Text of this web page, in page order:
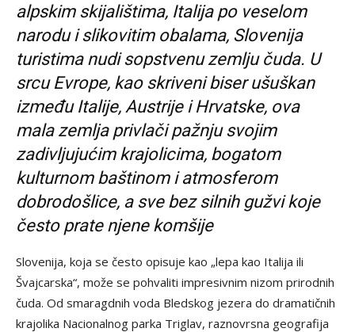
alpskim skijalištima, Italija po veselom
narodu i slikovitim obalama, Slovenija
turistima nudi sopstvenu zemlju čuda. U
srcu Evrope, kao skriveni biser ušuškan
između Italije, Austrije i Hrvatske, ova
mala zemlja privlači pažnju svojim
zadivljujućim krajolicima, bogatom
kulturnom baštinom i atmosferom
dobrodošlice, a sve bez silnih gužvi koje
često prate njene komšije
Slovenija, koja se često opisuje kao „lepa kao Italija ili
Švajcarska“, može se pohvaliti impresivnim nizom prirodnih
čuda. Od smaragdnih voda Bledskog jezera do dramatičnih
krajolika Nacionalnog parka Triglav, raznovrsna geografija